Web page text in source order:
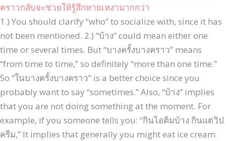
คราวกลับจะช่วยให้รู้สึกหายเหงามากกว่า
1.) You should clarify “who” to socialize with, since it has
not been mentioned. 2.) “บ้าง” could mean either one
time or several times. But “บางครั้งบางคราว” means
“from time to time,” so definitely “more than one time.”
So “ในบางครั้งบางคราว” is a better choice since you
probably want to say “sometimes.” Also, “บ้าง” implies
that you are not doing something at the moment. For
example, if you someone tells you: “กินไอติมบ้าง กินแต่วิป
ครีม,” It implies that generally you might eat ice cream